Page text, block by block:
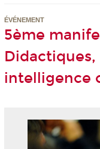
ÉVÉNEMENT
5ème
intelligence